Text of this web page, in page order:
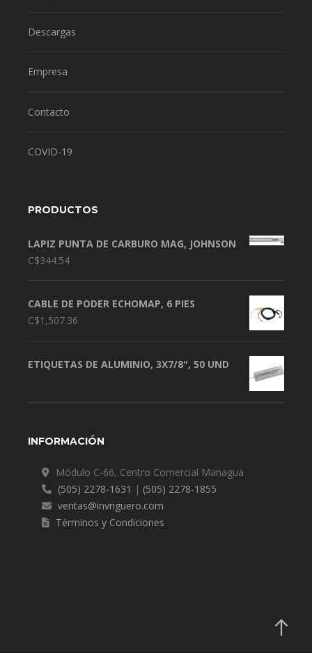
Descargas
Empresa
Contacto
COVID-19
PRODUCTOS
LAPIZ PUNTA DE CARBURO MAG, JOHNSON
C$344.54
CABLE DE PODER ECHOMAP, 6 PIES
C$1,507.36
ETIQUETAS DE ALUMINIO, 3X7/8", 50 UND
INFORMACIÓN
Módulo C-66, Centro Comercial Managua
(505) 2278-1631 | (505) 2278-1855
ventas@invriguero.com
Términos y Condiciones